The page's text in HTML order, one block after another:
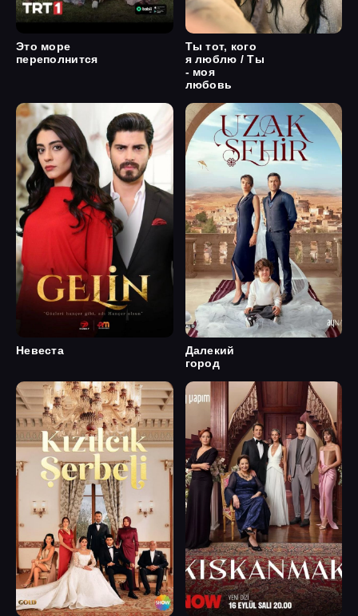
Это море
переполнится
Ты тот, кого
я люблю / Ты
- моя
любовь
Невеста
Далекий
город